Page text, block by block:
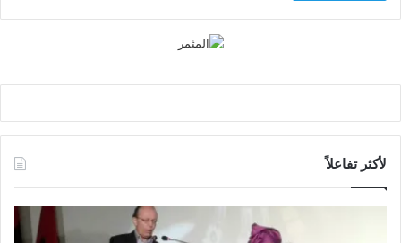
لأكثر تفاعلاً